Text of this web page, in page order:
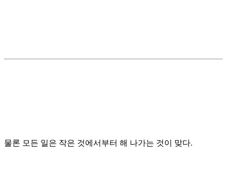
물론 모든 일은 작은 것에서부터 해 나가는 것이 맞다.